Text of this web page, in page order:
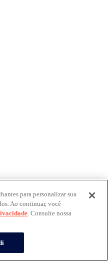
para personalizar sua
Ao continuar, você
. Consulte nossa